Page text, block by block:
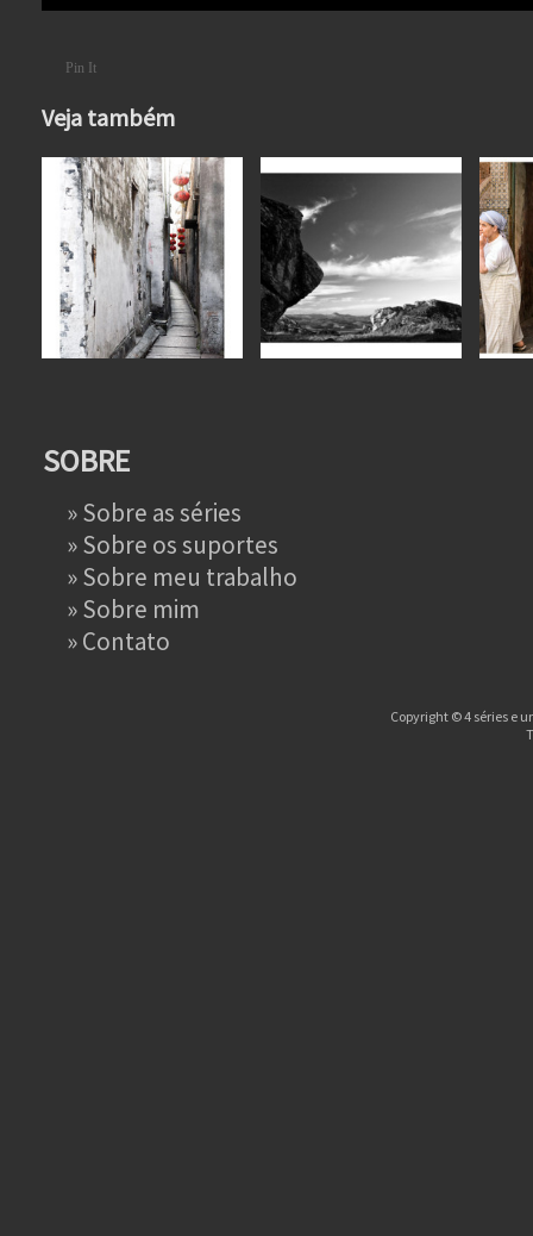
Pin It
Veja também
SOBRE
»Sobre as séries
»Sobre os suportes
»Sobre meu trabalho
»Sobre mim
»Contato
Copyright © 4 séries e